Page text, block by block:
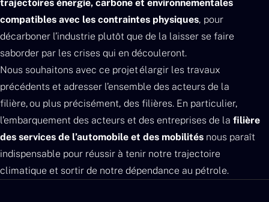
trajectoires énergie, carbone et environnementales
compatibles avec les contraintes physiques, pour
décarboner l’industrie plutôt que de la laisser se faire
saborder par les crises qui en découleront.
Nous souhaitons avec ce projet élargir les travaux
précédents et adresser l’ensemble des acteurs de la
filière, ou plus précisément, des filières. En particulier,
l’embarquement des acteurs et des entreprises de la filière
des services de l’automobile et des mobilités nous paraît
indispensable pour réussir à tenir notre trajectoire
climatique et sortir de notre dépendance au pétrole.